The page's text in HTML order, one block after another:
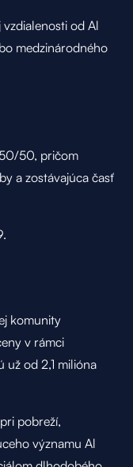
od Al
medzinárodného
50, pričom
a zostávajúca časť
komunity
v rámci
už od 2,1 milióna
pobreží,
významu Al